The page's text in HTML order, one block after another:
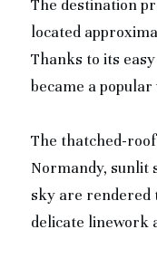
The destination
located
Thanks to its
became a
The thatched-
Normandy, sunlit
sky are rendered
delicate linework